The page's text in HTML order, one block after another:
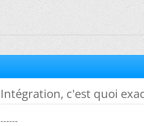
Intégration, c'est quoi
------